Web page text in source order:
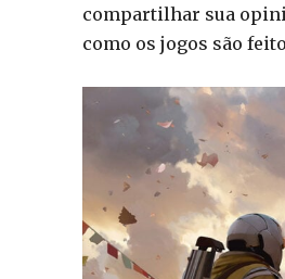
compartilhar sua
como os jogos são